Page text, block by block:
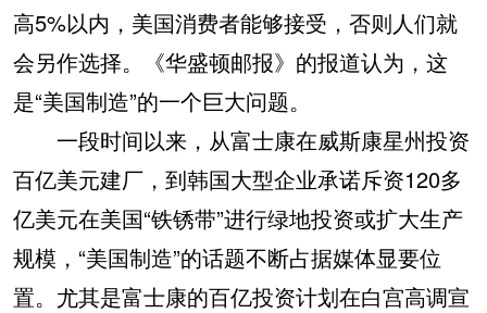
高5%以内，美国消费者能够接受，否则人们就
会另作选择。《华盛顿邮报》的报道认为，这
是“美国制造”的一个巨大问题。
一段时间以来，从富士康在威斯康星州投资
百亿美元建厂，到韩国大型企业承诺斥资120多
亿美元在美国“铁锈带”进行绿地投资或扩大生产
规模，“美国制造”的话题不断占据媒体显要位
置。尤其是富士康的百亿投资计划在白宫高调宣